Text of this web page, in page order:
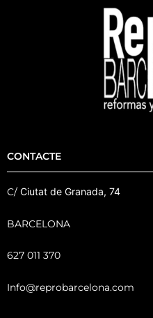
CONTACTE
C/ Ciutat de Granada, 74
BARCELONA
627 011 370
Info@reprobarcelona.com